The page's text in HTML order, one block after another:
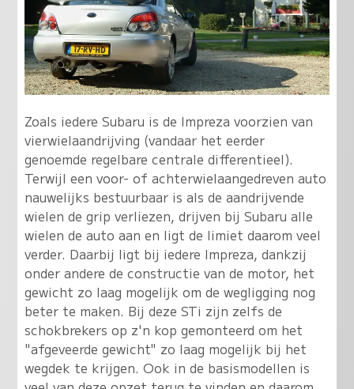
Zoals iedere Subaru is de Impreza voorzien van
vierwielaandrijving (vandaar het eerder
genoemde regelbare centrale differentieel).
Terwijl een voor- of achterwielaangedreven auto
nauwelijks bestuurbaar is als de aandrijvende
wielen de grip verliezen, drijven bij Subaru alle
wielen de auto aan en ligt de limiet daarom veel
verder. Daarbij ligt bij iedere Impreza, dankzij
onder andere de constructie van de motor, het
gewicht zo laag mogelijk om de wegligging nog
beter te maken. Bij deze STi zijn zelfs de
schokbrekers op z'n kop gemonteerd om het
"afgeveerde gewicht" zo laag mogelijk bij het
wegdek te krijgen. Ook in de basismodellen is